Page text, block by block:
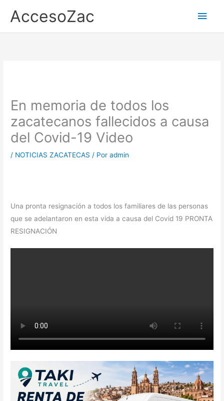
AccesoZac
En memoria de todos los
zacatecanos fallecidos a causa
del Covid-19 Video
/ NOTICIAS ZACATECAS / Poradmin
Una pronta resignación a todos los familiares de las personas
que se adelantaron en esta vida a causa del Covid 19 PRONTA
RESIGNACIÓN